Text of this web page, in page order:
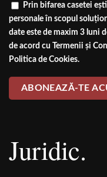
Prin bifarea casetei ești
personale în scopul
date este de maxim 3 luni
de acord cu Termenii și
Politica de Cookies.
Juridic.